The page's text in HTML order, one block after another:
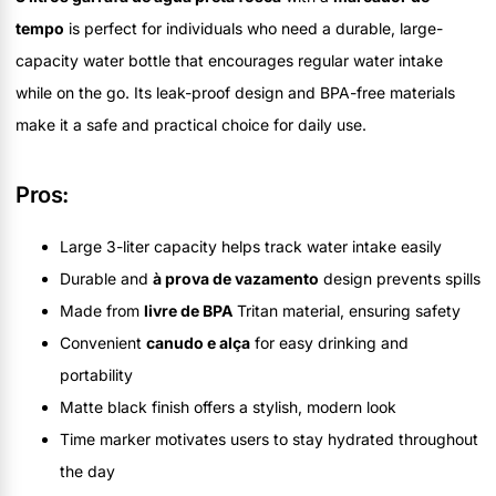
tempo is perfect for individuals who need a durable, large-
capacity water bottle that encourages regular water intake
while on the go. Its leak-proof design and BPA-free materials
make it a safe and practical choice for daily use.
Pros:
Large 3-liter capacity helps track water intake easily
Durable and à prova de vazamento design prevents spills
Made from livre de BPA Tritan material, ensuring safety
Convenient canudo e alça for easy drinking and
portability
Matte black finish offers a stylish, modern look
Time marker motivates users to stay hydrated throughout
the day